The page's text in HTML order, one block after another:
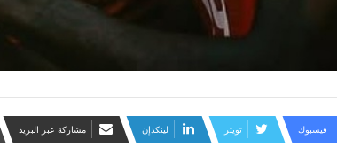
فيسبوك تويتر لينكدإن مشاركة عبر البريد